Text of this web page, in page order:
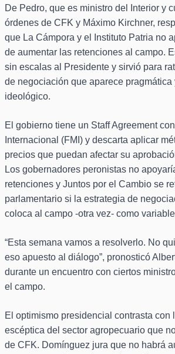
De Pedro, que es ministro del Interior y
órdenes de CFK y Máximo Kirchner,
que La Cámpora y el Instituto Patria no
de aumentar las retenciones al campo.
sin escalas al Presidente y sirvió para
de negociación que aparece pragmática
ideológico.
El gobierno tiene un Staff Agreement
Internacional (FMI) y descarta aplicar
precios que puedan afectar su
Los gobernadores peronistas no
retenciones y Juntos por el Cambio se
parlamentario si la estrategia de
coloca al campo -otra vez- como
“Esta semana vamos a resolverlo. No
eso apuesto al diálogo”, pronosticó
durante un encuentro con ciertos
el campo.
El optimismo presidencial contrasta con
escéptica del sector agropecuario que
de CFK. Domínguez jura que no habrá